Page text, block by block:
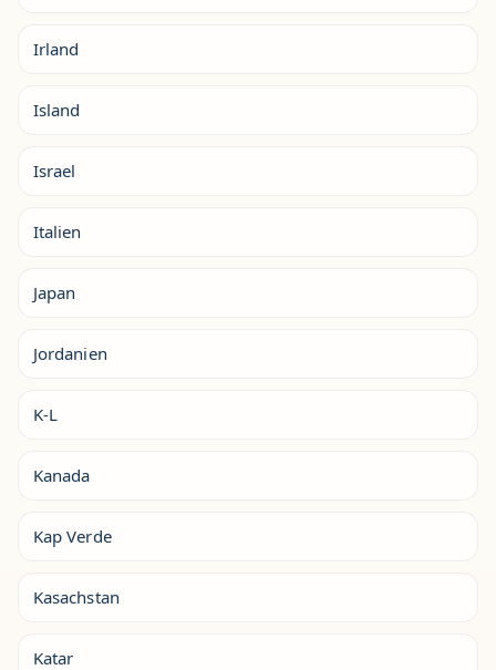
Irland
Island
Israel
Italien
Japan
Jordanien
K-L
Kanada
Kap Verde
Kasachstan
Katar